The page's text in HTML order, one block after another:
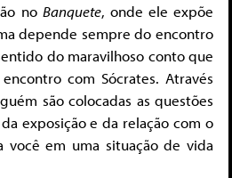
no Banquete, onde ele expõe
depende sempre do encontro
do maravilhoso conto que
com Sócrates. Através
são colocadas as questões
exposição e da relação com o
você em uma situação de vida